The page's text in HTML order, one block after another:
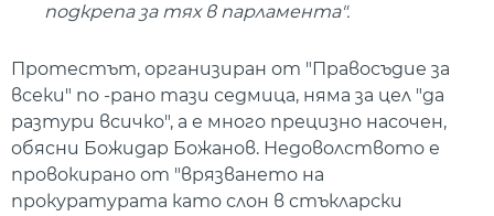
подкрепа за тях в парламента".
Протестът, организиран от "Правосъдие за
всеки" по -рано тази седмица, няма за цел "да
разтури всичко", а е много прецизно насочен,
обясни Божидар Божанов. Недоволството е
провокирано от "врязването на
прокуратурата като слон в стъкларски